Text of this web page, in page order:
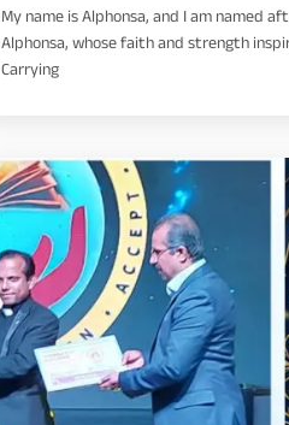
My name is Alphonsa, and I am named
Alphonsa, whose faith and strength
Carrying